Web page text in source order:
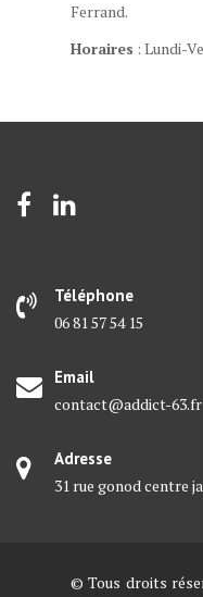
Ferrand.
Horaires : Lundi-
Téléphone
06 81 57 54 15
Email
contact@addict-63.fr
Adresse
31 rue gonod centre
© Tous droits